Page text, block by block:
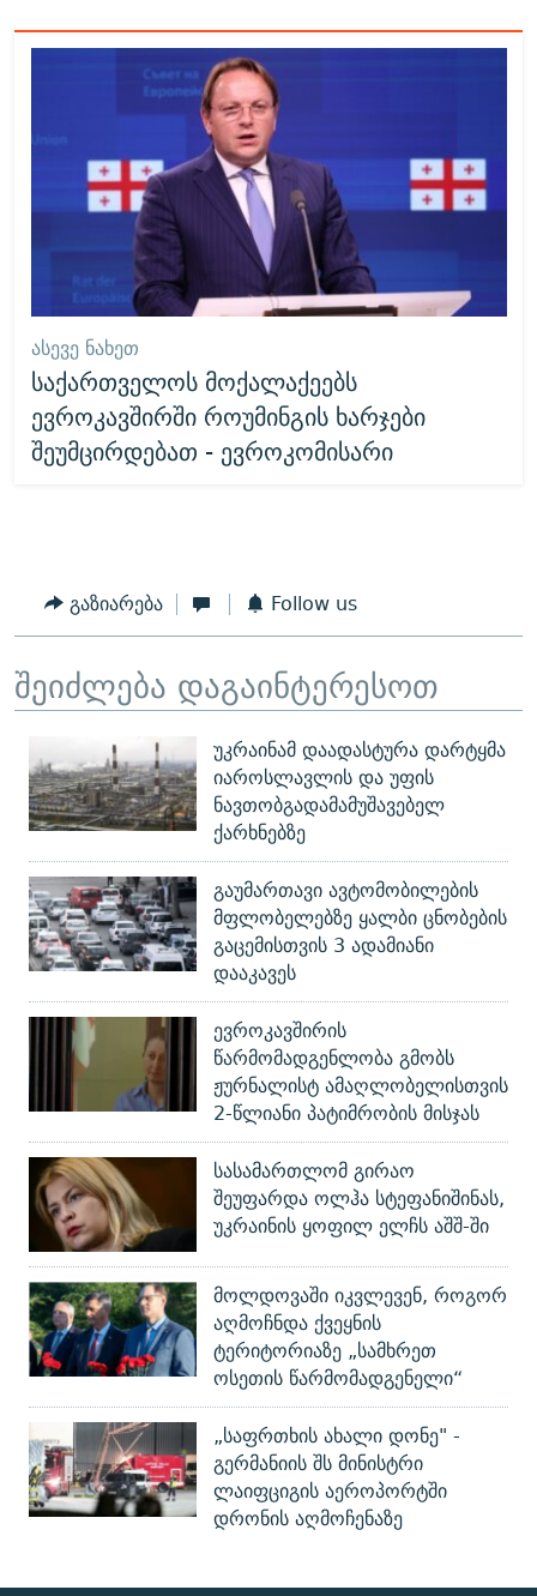
ᲐᲡᲔᲕᲔ ᲜᲐᲮᲔᲗ
საქართველოს მოქალაქეებს
ევროკავშირში როუმინგის ხარჯები
შეუმცირდებათ - ევროკომისარი
გაზიარება Follow us
შეიძლება დაგაინტერესოთ
უკრაინამ დაადასტურა დარტყმა
იაროსლავლის და უფის
ნავთობგადამამუშავებელ
ქარხნებზე
გაუმართავი ავტომობილების
მფლობელებზე ყალბი ცნობების
გაცემისთვის 3 ადამიანი
დააკავეს
ევროკავშირის
წარმომადგენლობა გმობს
ჟურნალისტ ამაღლობელისთვის
2-წლიანი პატიმრობის მისჯას
სასამართლომ გირაო
შეუფარდა ოლჰა სტეფანიშინას,
უკრაინის ყოფილ ელჩს აშშ-ში
მოლდოვაში იკვლევენ, როგორ
აღმოჩნდა ქვეყნის
ტერიტორიაზე „სამხრეთ
ოსეთის წარმომადგენელი“
„საფრთხის ახალი დონე" -
გერმანიის შს მინისტრი
ლაიფციგის აეროპორტში
დრონის აღმოჩენაზე